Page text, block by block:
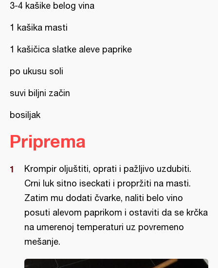
3-4 kašike belog vina
1 kašika masti
1 kašičica slatke aleve paprike
po ukusu soli
suvi biljni začin
bosiljak
Priprema
Krompir oljuštiti, oprati i pažljivo uzdubiti.
Crni luk sitno iseckati i propržiti na masti.
Zatim mu dodati čvarke, naliti belo vino
posuti alevom paprikom i ostaviti da se krčka
na umerenoj temperaturi uz povremeno
mešanje.